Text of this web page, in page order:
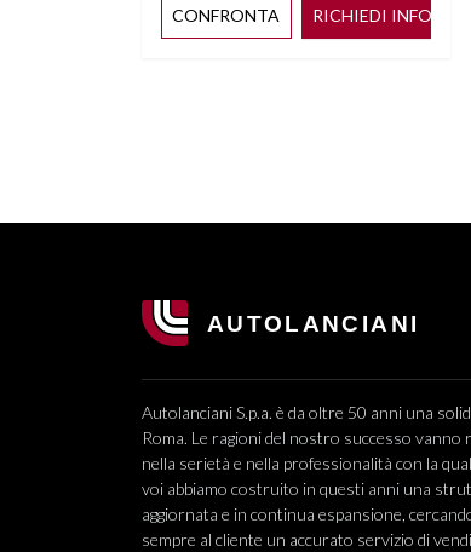
CONFRONTA
RICHIEDI INFO
Autolanciani S.p.a. è da oltre 50 anni una
Roma. Le ragioni del nostro successo vanno
nella serietà e nella professionalità con la
voi abbiamo costruito in questi anni una
aggiornata e in continua espansione,
sempre al cliente un accurato servizio di